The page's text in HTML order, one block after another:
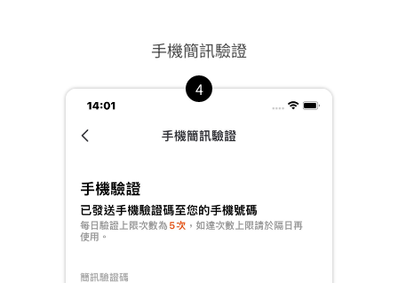
手機簡訊驗證